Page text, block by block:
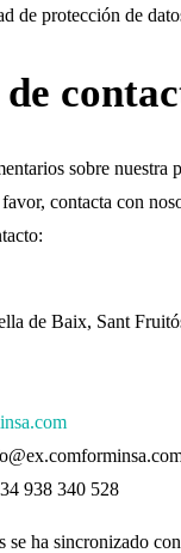
de protección de
sobre nuestra
contacta con
de Baix, Sant
ex.com
938 340 528
se ha sincronizado con